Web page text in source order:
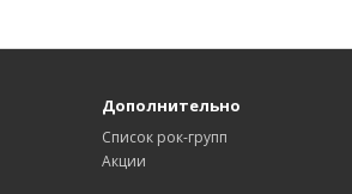
Дополнительно
Список рок-групп
Акции